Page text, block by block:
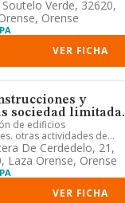
compraventa de s...
Verde, 32620,
Orense
VER FICHA
y
sociedad limitada.
de edificios
otras actividades de
especializada. construcc...
De Cerdedelo, 21,
Laza Orense, Orense
VER FICHA